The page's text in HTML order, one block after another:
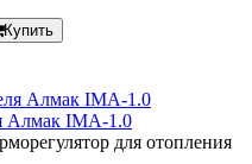
Купить
Алмак IMA-1.0
для отопления